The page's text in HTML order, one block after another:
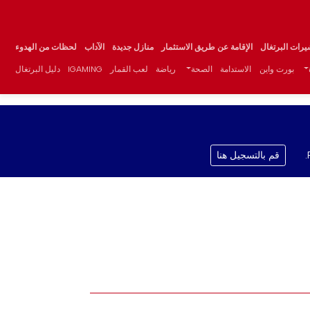
البرتغال الإقامة عن طريق الاستثمار منازل جديدة الآداب لحظات من الهدوء
بورت واين الاستدامة الصحة رياضة لعب القمار IGAMING دليل البرتغال
قم بالتسجيل هنا